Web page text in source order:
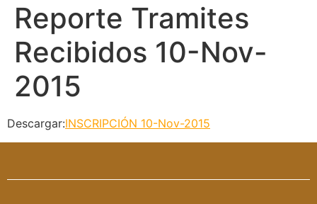
Reporte Tramites
Recibidos 10-Nov-
2015
Descargar:INSCRIPCIÓN 10-Nov-2015